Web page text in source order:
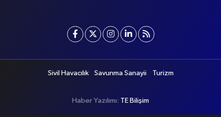
Sivil Havacılık Savunma Sanayii Turizm
Haber Yazılımı: TE Bilişim